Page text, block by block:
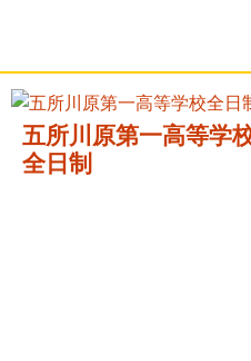
五所川原第一高等学
全日制